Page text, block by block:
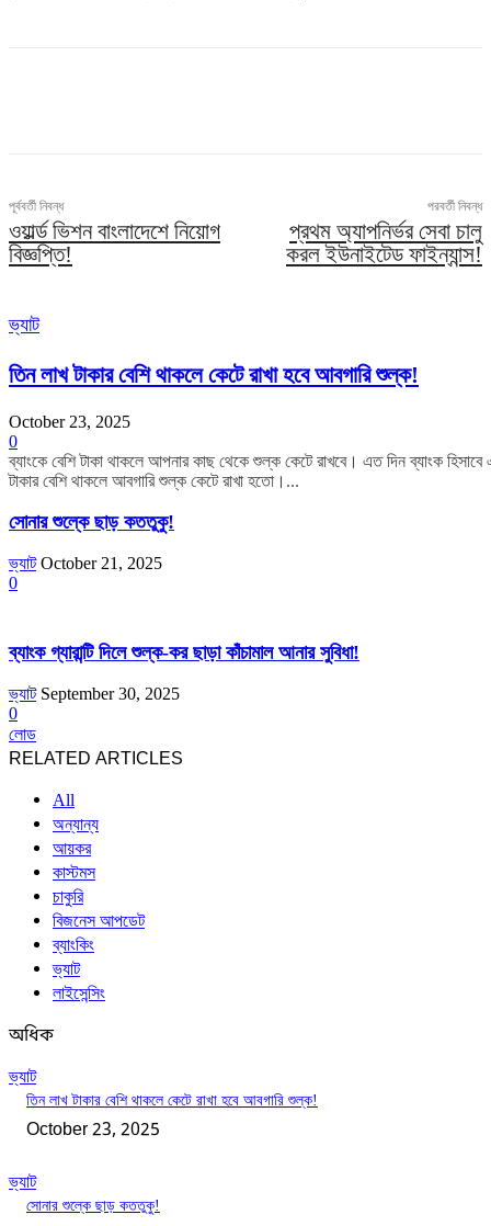
পূর্ববর্তী নিবন্ধ
ওয়ার্ল্ড ভিশন বাংলাদেশে নিয়োগ
বিজ্ঞপ্তি!
পরবর্তী নিবন্ধ
প্রথম অ্যাপনির্ভর সেবা চালু
করল ইউনাইটেড ফাইন্যান্স!
ভ্যাট
তিন লাখ টাকার বেশি থাকলে কেটে রাখা হবে আবগারি শুল্ক!
October 23, 2025
0
ব্যাংকে বেশি টাকা থাকলে আপনার কাছ থেকে শুল্ক কেটে রাখবে। এত দিন ব্যাংক হিসাবে
টাকার বেশি থাকলে আবগারি শুল্ক কেটে রাখা হতো।...
সোনার শুল্কে ছাড় কততুকু!
ভ্যাট October 21, 2025
0
ব্যাংক গ্যারান্টি দিলে শুল্ক-কর ছাড়া কাঁচামাল আনার সুবিধা!
ভ্যাট September 30, 2025
0
লোড
RELATED ARTICLES
All
অন্যান্য
আয়কর
কাস্টমস
চাকুরি
বিজনেস আপডেট
ব্যাংকিং
ভ্যাট
লাইসেন্সিং
অধিক
ভ্যাট
তিন লাখ টাকার বেশি থাকলে কেটে রাখা হবে আবগারি শুল্ক!
October 23, 2025
ভ্যাট
সোনার শুল্কে ছাড় কততুকু!